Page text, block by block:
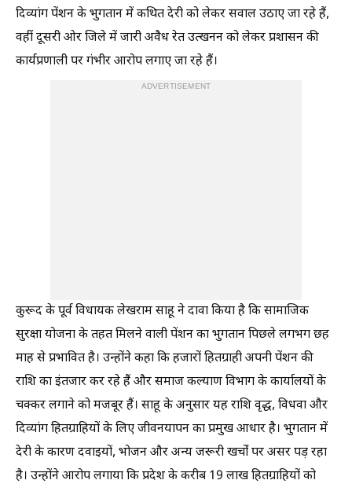
दिव्यांग पेंशन के भुगतान में कथित देरी को लेकर सवाल उठाए जा रहे हैं,
वहीं दूसरी ओर जिले में जारी अवैध रेत उत्खनन को लेकर प्रशासन की
कार्यप्रणाली पर गंभीर आरोप लगाए जा रहे हैं।
ADVERTISEMENT
कुरूद के पूर्व विधायक लेखराम साहू ने दावा किया है कि सामाजिक
सुरक्षा योजना के तहत मिलने वाली पेंशन का भुगतान पिछले लगभग छह
माह से प्रभावित है। उन्होंने कहा कि हजारों हितग्राही अपनी पेंशन की
राशि का इंतजार कर रहे हैं और समाज कल्याण विभाग के कार्यालयों के
चक्कर लगाने को मजबूर हैं। साहू के अनुसार यह राशि वृद्ध, विधवा और
दिव्यांग हितग्राहियों के लिए जीवनयापन का प्रमुख आधार है। भुगतान में
देरी के कारण दवाइयों, भोजन और अन्य जरूरी खर्चों पर असर पड़ रहा
है। उन्होंने आरोप लगाया कि प्रदेश के करीब 19 लाख हितग्राहियों को